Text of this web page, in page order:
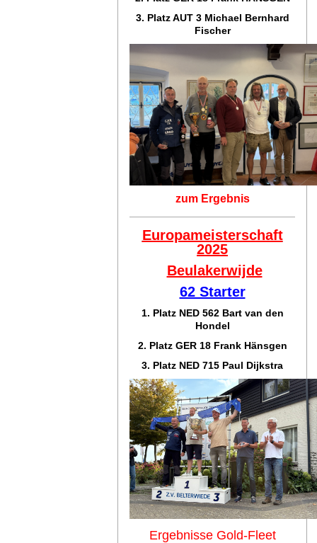
3. Platz AUT 3 Michael Bernhard
Fischer
zum Ergebnis
Europameisterschaft
2025
Beulakerwijde
62 Starter
1. Platz NED 562 Bart van den
Hondel
2. Platz GER 18 Frank Hänsgen
3. Platz NED 715 Paul Dijkstra
Ergebnisse Gold-Fleet